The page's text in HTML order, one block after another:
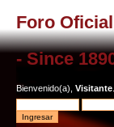
Foro
- Since
Bienvenido(a), Visitante